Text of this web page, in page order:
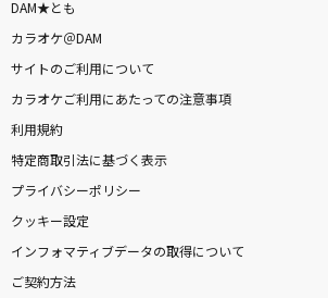
DAM★とも
カラオケ＠DAM
サイトのご利用について
カラオケご利用にあたっての注意事項
利用規約
特定商取引法に基づく表示
プライバシーポリシー
クッキー設定
インフォマティブデータの取得について
ご契約方法